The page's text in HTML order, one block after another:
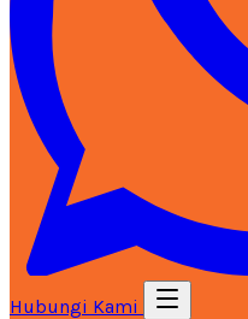
Hubungi Kami